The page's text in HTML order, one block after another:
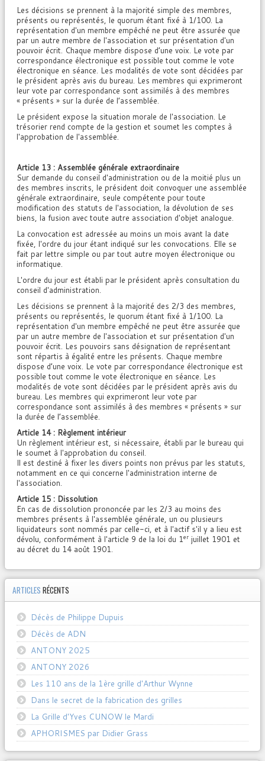
Les décisions se prennent à la majorité simple des membres,
présents ou représentés, le quorum étant fixé à 1/100. La
représentation d'un membre empêché ne peut être assurée que
par un autre membre de l'association et sur présentation d'un
pouvoir écrit. Chaque membre dispose d’une voix. Le vote par
correspondance électronique est possible tout comme le vote
électronique en séance. Les modalités de vote sont décidées par
le président après avis du bureau. Les membres qui exprimeront
leur vote par correspondance sont assimilés à des membres
« présents » sur la durée de l’assemblée.
Le président expose la situation morale de l'association. Le
trésorier rend compte de la gestion et soumet les comptes à
l'approbation de l'assemblée.
Article 13 : Assemblée générale extraordinaire
Sur demande du conseil d'administration ou de la moitié plus un
des membres inscrits, le président doit convoquer une assemblée
générale extraordinaire, seule compétente pour toute
modification des statuts de l'association, la dévolution de ses
biens, la fusion avec toute autre association d'objet analogue.
La convocation est adressée au moins un mois avant la date
fixée, l'ordre du jour étant indiqué sur les convocations. Elle se
fait par lettre simple ou par tout autre moyen électronique ou
informatique.
L'ordre du jour est établi par le président après consultation du
conseil d'administration.
Les décisions se prennent à la majorité des 2/3 des membres,
présents ou représentés, le quorum étant fixé à 1/100. La
représentation d'un membre empêché ne peut être assurée que
par un autre membre de l'association et sur présentation d'un
pouvoir écrit. Les pouvoirs sans désignation de représentant
sont répartis à égalité entre les présents. Chaque membre
dispose d’une voix. Le vote par correspondance électronique est
possible tout comme le vote électronique en séance. Les
modalités de vote sont décidées par le président après avis du
bureau. Les membres qui exprimeront leur vote par
correspondance sont assimilés à des membres « présents » sur
la durée de l’assemblée.
Article 14 : Règlement intérieur
Un règlement intérieur est, si nécessaire, établi par le bureau qui
le soumet à l'approbation du conseil.
Il est destiné à fixer les divers points non prévus par les statuts,
notamment en ce qui concerne l'administration interne de
l'association.
Article 15 : Dissolution
En cas de dissolution prononcée par les 2/3 au moins des
membres présents à l'assemblée générale, un ou plusieurs
liquidateurs sont nommés par celle-ci, et à l'actif s'il y a lieu est
dévolu, conformément à l'article 9 de la loi du 1er juillet 1901 et
au décret du 14 août 1901.
ARTICLES RÉCENTS
Décès de Philippe Dupuis
Décès de ADN
ANTONY 2025
ANTONY 2026
Les 110 ans de la 1ère grille d'Arthur Wynne
Dans le secret de la fabrication des grilles
La Grille d'Yves CUNOW le Mardi
APHORISMES par Didier Grass